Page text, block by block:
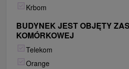
Krbom
BUDYNEK JEST OBJĘTY
KOMÓRKOWEJ
Telekom
Orange